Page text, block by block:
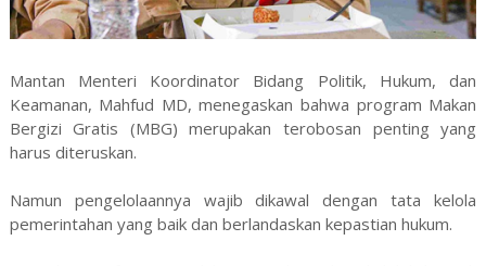
Mantan Menteri Koordinator Bidang Politik, Hukum, dan
Keamanan, Mahfud MD, menegaskan bahwa program Makan
Bergizi Gratis (MBG) merupakan terobosan penting yang
harus diteruskan.
Namun pengelolaannya wajib dikawal dengan tata kelola
pemerintahan yang baik dan berlandaskan kepastian hukum.